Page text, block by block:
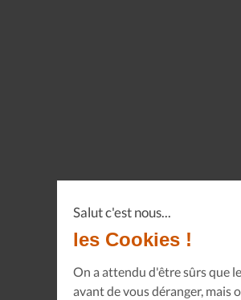
Salut c'est nous...
les Cookies !
On a attendu d'être sûrs que
avant de vous déranger, mais